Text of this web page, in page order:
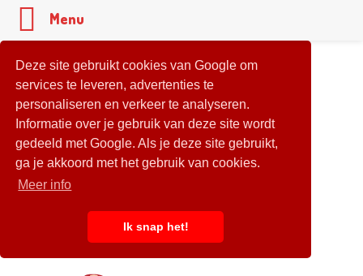
Deze site gebruikt cookies van Google om
services te leveren, advertenties te
personaliseren en verkeer te analyseren.
Informatie over je gebruik van deze site wordt
gedeeld met Google. Als je deze site gebruikt,
ga je akkoord met het gebruik van cookies.
Meer info
Ik snap het!
Menu